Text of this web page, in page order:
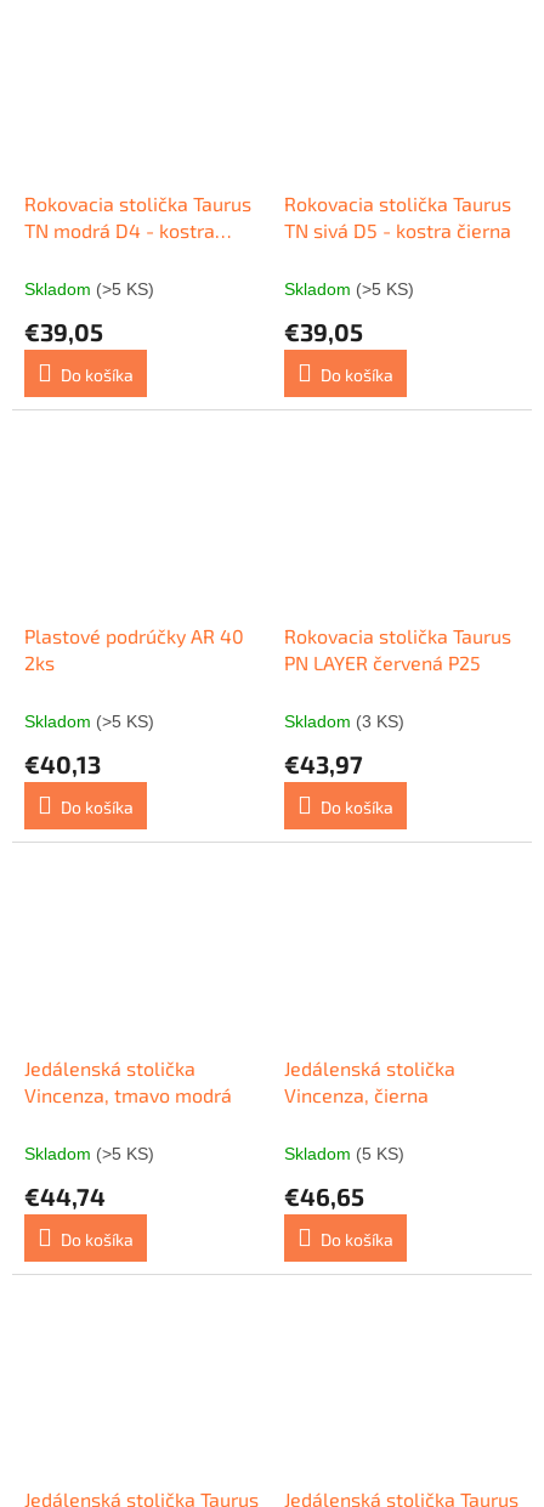
Rokovacia stolička Taurus
TN modrá D4 - kostra
Skladom (>5 KS)
€39,05
Do košíka
Rokovacia stolička Taurus
TN sivá D5 - kostra čierna
Skladom (>5 KS)
€39,05
Do košíka
Plastové podrúčky AR 40
2ks
Skladom (>5 KS)
€40,13
Do košíka
Rokovacia stolička Taurus
PN LAYER červená P25
Skladom (3 KS)
€43,97
Do košíka
Jedálenská stolička
Vincenza, tmavo modrá
Skladom (>5 KS)
€44,74
Do košíka
Jedálenská stolička
Vincenza, čierna
Skladom (5 KS)
€46,65
Do košíka
Jedálenská stolička Taurus
Jedálenská stolička Taurus